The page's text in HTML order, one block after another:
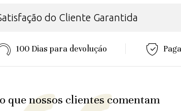
do Cliente Garantida
100 Dias para devoluçáo
que nossos clientes comentam